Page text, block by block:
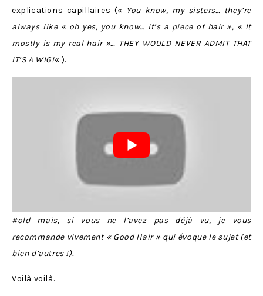
explications capillaires (« You know, my sisters… they’re
always like « oh yes, you know… it’s a piece of hair », « It
mostly is my real hair »… THEY WOULD NEVER ADMIT THAT
IT’S A WIG!« ).
#old mais, si vous ne l’avez pas déjà vu, je vous
recommande vivement « Good Hair » qui évoque le sujet (et
bien d’autres !).
Voilà voilà.